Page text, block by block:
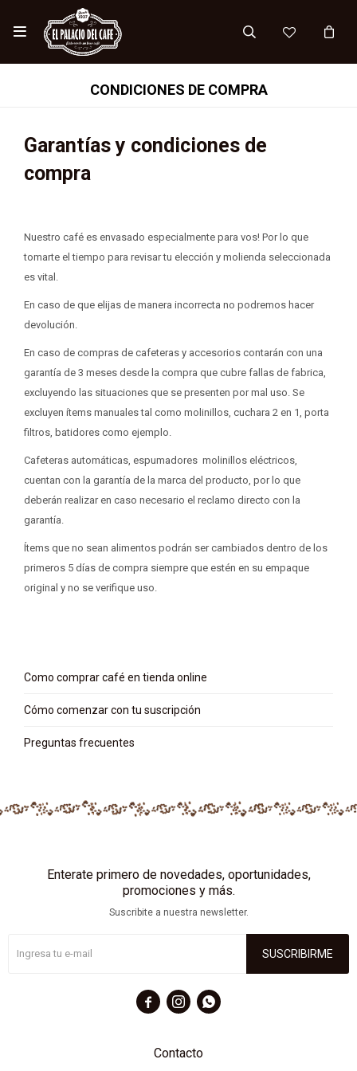

CONDICIONES DE COMPRA
Garantías y condiciones de
compra
Nuestro café es envasado especialmente para vos! Por lo que
tomarte el tiempo para revisar tu elección y molienda seleccionada
es vital.
En caso de que elijas de manera incorrecta no podremos hacer
devolución.
En caso de compras de cafeteras y accesorios contarán con una
garantía de 3 meses desde la compra que cubre fallas de fabrica,
excluyendo las situaciones que se presenten por mal uso. Se
excluyen ítems manuales tal como molinillos, cuchara 2 en 1, porta
filtros, batidores como ejemplo.
Cafeteras automáticas, espumadores molinillos eléctricos,
cuentan con la garantía de la marca del producto, por lo que
deberán realizar en caso necesario el reclamo directo con la
garantía.
Ítems que no sean alimentos podrán ser cambiados dentro de los
primeros 5 días de compra siempre que estén en su empaque
original y no se verifique uso.
Como comprar café en tienda online
Cómo comenzar con tu suscripción
Preguntas frecuentes
Contacto
Enterate primero de novedades, oportunidades,
promociones y más.
Suscribite a nuestra newsletter.
SUSCRIBIRME
  